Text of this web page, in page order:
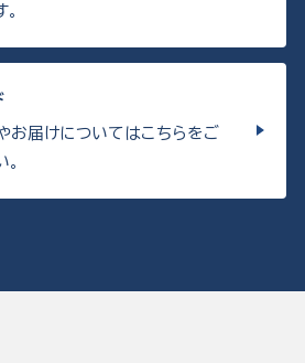
お届けについてはこちらをご